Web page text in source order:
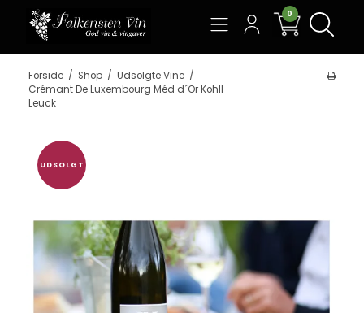
0
Forside / Shop / Udsolgte Vine /
Crémant De Luxembourg Méd d´Or Kohll-
Leuck
UDSOLGT